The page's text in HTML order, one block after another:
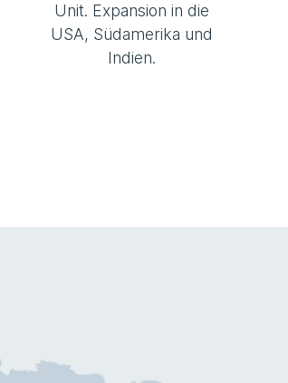
Unit. Expansion in die
USA, Südamerika und
Indien.